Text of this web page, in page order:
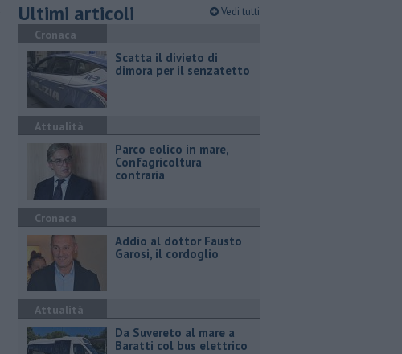
Ultimi articoli Vedi tutti
Cronaca
Scatta il divieto di
dimora per il senzatetto
Attualità
Parco eolico in mare,
Confagricoltura
contraria
Cronaca
Addio al dottor Fausto
Garosi, il cordoglio
Attualità
Da Suvereto al mare a
Baratti col bus elettrico